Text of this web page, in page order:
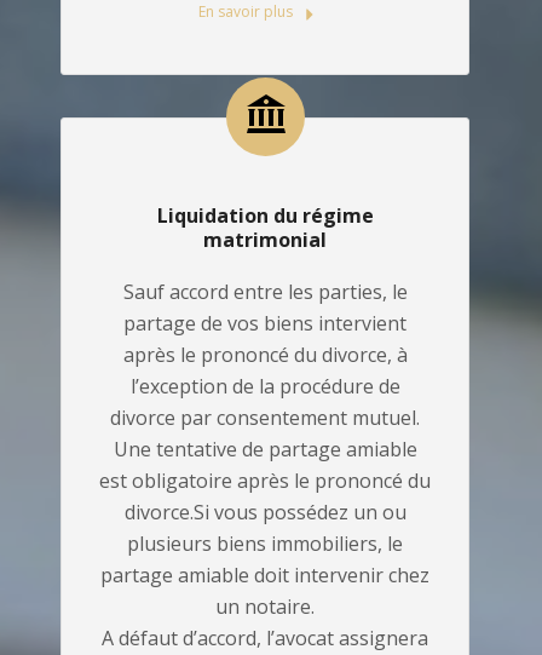
En savoir plus
Liquidation du régime
matrimonial
Sauf accord entre les parties, le
partage de vos biens intervient
après le prononcé du divorce, à
l’exception de la procédure de
divorce par consentement mutuel.
Une tentative de partage amiable
est obligatoire après le prononcé du
divorce.Si vous possédez un ou
plusieurs biens immobiliers, le
partage amiable doit intervenir chez
un notaire.
A défaut d’accord, l’avocat assignera